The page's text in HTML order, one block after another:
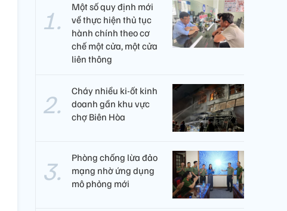
Một số quy định mới
về thực hiện thủ tục
hành chính theo cơ
chế một cửa, một cửa
liên thông
Cháy nhiều ki-ốt kinh
doanh gần khu vực
chợ Biên Hòa
Phòng chống lừa đảo
mạng nhờ ứng dụng
mô phỏng mới